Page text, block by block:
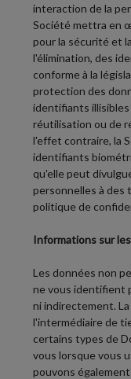
interaction de la
Société mettra en
pour la sécurité et
l'élimination, des
conforme à la
protection des
identifiants
réutilisation ou de
l'effet contraire, la
identifiants
qu'elle peut
personnelles à des
politique de
Informations sur
Les données non
ne vous identifient
ni indirectement.
l'intermédiaire de
certains types de
vous lorsque vous
pouvons